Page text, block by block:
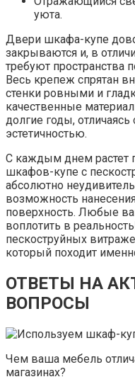
уюта.
Двери шкафа-купе
закрываются и, в
требуют пространства
Весь крепеж спрятан
стенки ровными и
качественные
долгие годы,
эстетичностью.
С каждым днем растет
шкафов-купе с
абсолютно
возможность
поверхность. Любые
воплотить в
пескоструйных
который походит
ОТВЕТЫ НА
ВОПРОСЫ
Чем ваша мебель
магазинах?